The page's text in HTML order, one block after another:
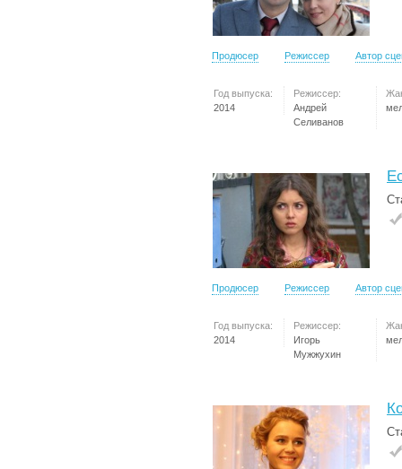
Продюсер Режиссер Автор
Год выпуска:
2014
Режиссер:
Андрей
Селиванов
Продюсер Режиссер Автор
Год выпуска:
2014
Режиссер:
Игорь
Мужжухин